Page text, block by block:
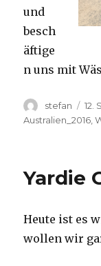
und
besch
äftige
n uns mit
Autor
stefan
am
12.
Australien_2016 ,
Yardie
Heute ist es
wollen wir